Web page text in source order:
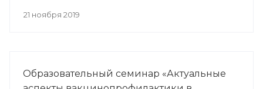
21 ноября 2019
Образовательный семинар «Актуальные